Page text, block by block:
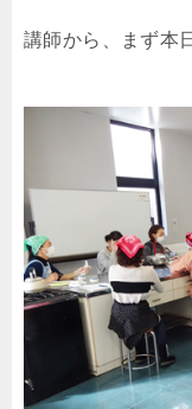
講師から、まず本